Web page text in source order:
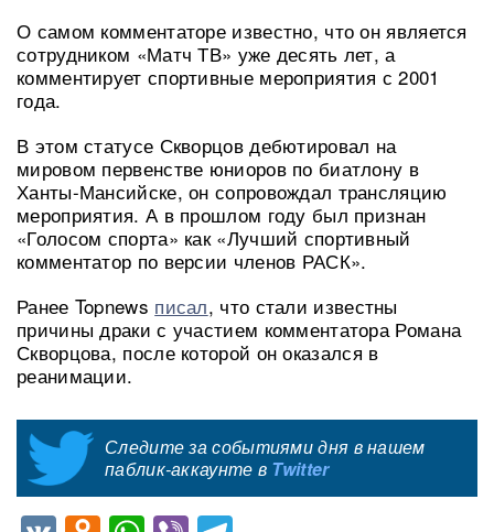
О самом комментаторе известно, что он является
сотрудником «Матч ТВ» уже десять лет, а
комментирует спортивные мероприятия с 2001
года.
В этом статусе Скворцов дебютировал на
мировом первенстве юниоров по биатлону в
Ханты-Мансийске, он сопровождал трансляцию
мероприятия. А в прошлом году был признан
«Голосом спорта» как «Лучший спортивный
комментатор по версии членов РАСК».
Ранее Topnews писал, что стали известны
причины драки с участием комментатора Романа
Скворцова, после которой он оказался в
реанимации.
Следите за событиями дня в нашем
паблик-аккаунте в Twitter